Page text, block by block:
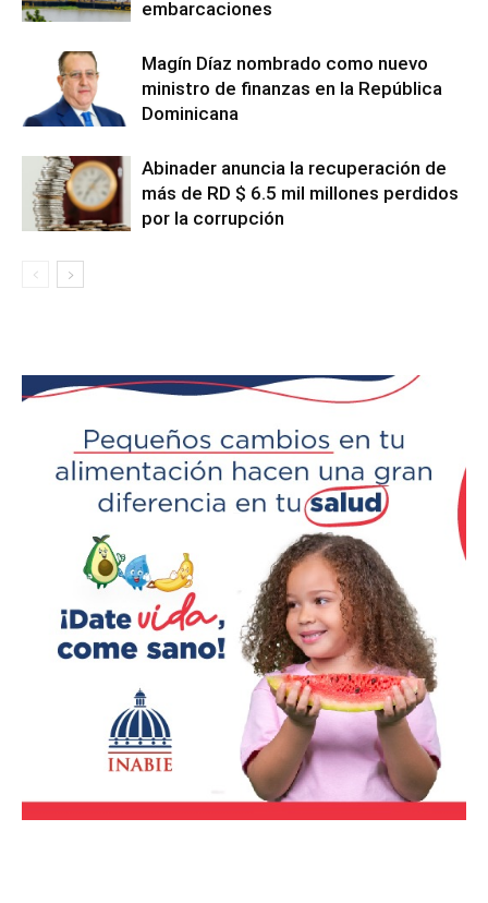
embarcaciones
Magín Díaz nombrado como nuevo
ministro de finanzas en la República
Dominicana
Abinader anuncia la recuperación de
más de RD $ 6.5 mil millones perdidos
por la corrupción